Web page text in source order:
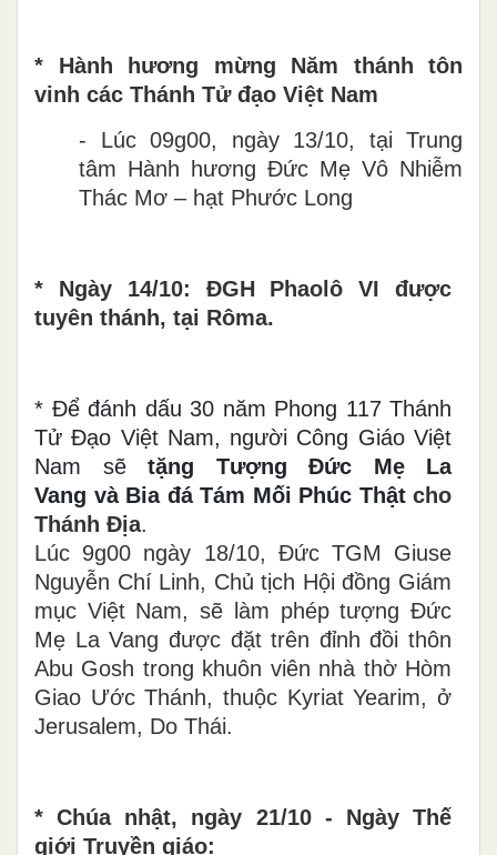
* Hành hương mừng Năm thánh tôn
vinh các Thánh Tử đạo Việt Nam
- Lúc 09g00, ngày 13/10, tại Trung
tâm Hành hương Đức Mẹ Vô Nhiễm
Thác Mơ – hạt Phước Long
* Ngày 14/10: ĐGH Phaolô VI được
tuyên thánh, tại Rôma.
* Để đánh dấu 30 năm Phong 117 Thánh
Tử Đạo Việt Nam, người Công Giáo Việt
Nam sẽ tặng Tượng Đức Mẹ La
Vang và Bia đá Tám Mối Phúc Thật cho
Thánh Địa.
Lúc 9g00 ngày 18/10, Đức TGM Giuse
Nguyễn Chí Linh, Chủ tịch Hội đồng Giám
mục Việt Nam, sẽ làm phép tượng Đức
Mẹ La Vang được đặt trên đỉnh đồi thôn
Abu Gosh trong khuôn viên nhà thờ Hòm
Giao Ước Thánh, thuộc Kyriat Yearim, ở
Jerusalem, Do Thái.
* Chúa nhật, ngày 21/10 - Ngày Thế
giới Truyền giáo: